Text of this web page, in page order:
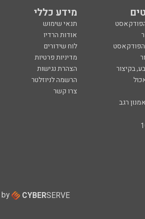
מידע כללי
תנאי שימוש
אודות הרדיו
הפודקאסט
לוח שידורים
מדיניות פרטיות
בקיצור
הצהרת נגישות
הרשמה לניוזלטר
צרו קשר
רגב
CYBERSERVE